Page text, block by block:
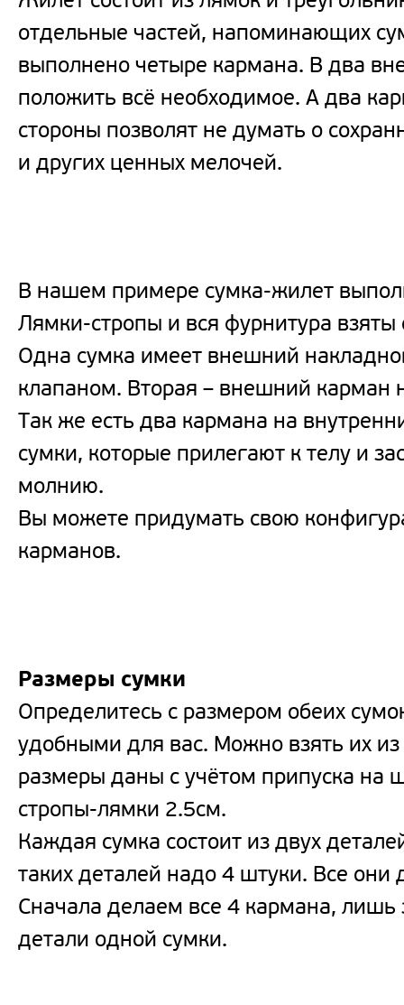
отдельные частей, напоминающих
выполнено четыре кармана. В два
положить всё необходимое. А два
стороны позволят не думать о
и других ценных мелочей.
В нашем примере сумка-жилет
Лямки-стропы и вся фурнитура взяты
Одна сумка имеет внешний
клапаном. Вторая – внешний карман
Так же есть два кармана на
сумки, которые прилегают к телу и
молнию.
Вы можете придумать свою
карманов.
Размеры сумки
Определитесь с размером обеих
удобными для вас. Можно взять их
размеры даны с учётом припуска на
стропы-лямки 2.5см.
Каждая сумка состоит из двух
таких деталей надо 4 штуки. Все они
Сначала делаем все 4 кармана,
детали одной сумки.